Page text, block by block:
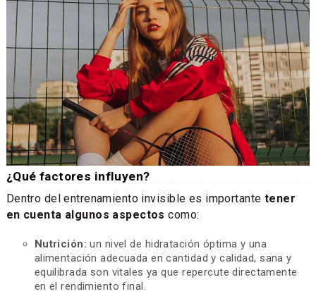
¿Qué factores influyen?
Dentro del entrenamiento invisible es importante tener
en cuenta algunos aspectos como:
Nutrición: un nivel de hidratación óptima y una
alimentación adecuada en cantidad y calidad, sana y
equilibrada son vitales ya que repercute directamente
en el rendimiento final.